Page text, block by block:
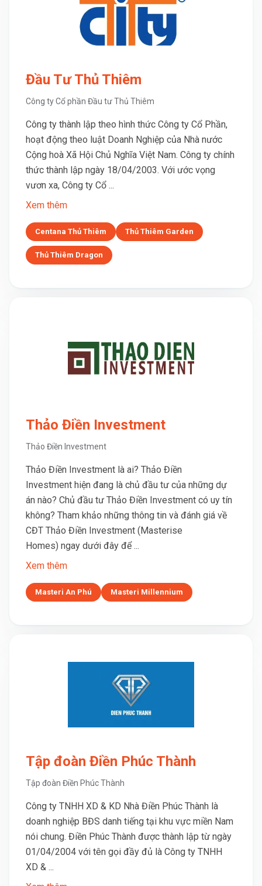
Đầu Tư Thủ Thiêm
Công ty Cổ phần Đầu tư Thủ Thiêm
Công ty thành lập theo hình thức Công ty Cổ Phần,
hoạt động theo luật Doanh Nghiệp của Nhà nước
Cộng hoà Xã Hội Chủ Nghĩa Việt Nam. Công ty chính
thức thành lập ngày 18/04/2003. Với ước vọng
vươn xa, Công ty Cổ ...
Xem thêm
Centana Thủ Thiêm Thủ Thiêm Garden
Thủ Thiêm Dragon
Thảo Điền Investment
Thảo Điền Investment
Thảo Điền Investment là ai? Thảo Điền
Investment hiện đang là chủ đầu tư của những dự
án nào? Chủ đầu tư Thảo Điền Investment có uy tín
không? Tham khảo những thông tin và đánh giá về
CĐT Thảo Điền Investment (Masterise
Homes) ngay dưới đây để ...
Xem thêm
Masteri An Phú Masteri Millennium
Tập đoàn Điền Phúc Thành
Tập đoàn Điền Phúc Thành
Công ty TNHH XD & KD Nhà Điền Phúc Thành là
doanh nghiệp BĐS danh tiếng tại khu vực miền Nam
nói chung. Điền Phúc Thành được thành lập từ ngày
01/04/2004 với tên gọi đầy đủ là Công ty TNHH
XD & ...